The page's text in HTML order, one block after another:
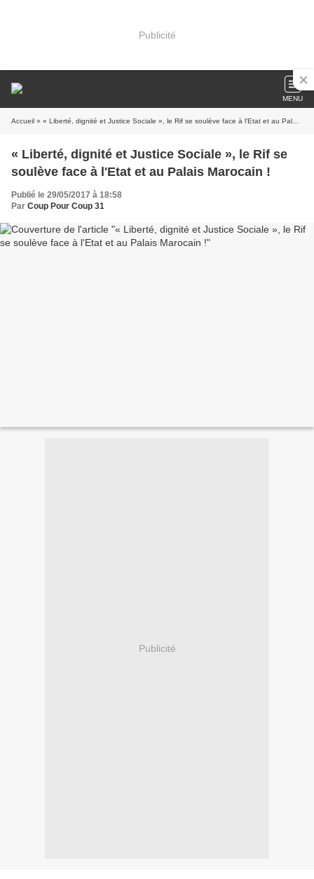
Publicité
MENU
Accueil » « Liberté, dignité et Justice Sociale », le Rif se soulève face à l'Etat et au Palais Marocain !
« Liberté, dignité et Justice Sociale », le Rif se
soulève face à l'Etat et au Palais Marocain !
Publié le 29/05/2017 à 18:58
Par Coup Pour Coup 31
Publicité